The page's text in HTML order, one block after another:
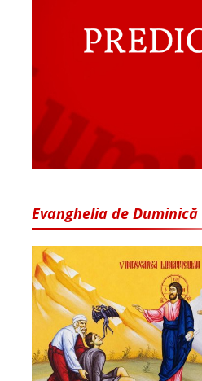
Evanghelia de Duminică